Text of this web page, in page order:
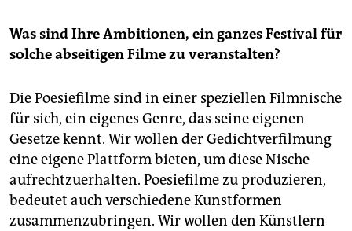
Was sind Ihre Ambitionen, ein ganzes Festival für
solche abseitigen Filme zu veranstalten?
Die Poesiefilme sind in einer spe­ziel­len Filmnische
für sich, ein eigenes Genre, das seine eigenen
Gesetze kennt. Wir wollen der Gedichtverfilmung
eine eigene Plattform bieten, um diese Nische
aufrechtzuerhalten. Poesiefilme zu produzieren,
bedeutet auch verschiedene Kunstformen
zusammenzubringen. Wir wollen den Künstlern